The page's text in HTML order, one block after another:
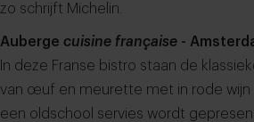
zo schrijft Michelin.
Auberge cuisine française -
In deze Franse bistro staan de
van œuf en meurette met in rode
een oldschool servies wordt